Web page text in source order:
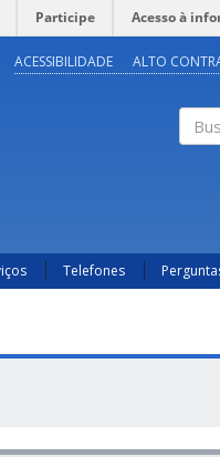
Participe Acesso à
ACESSIBILIDADE ALTO
Telefones